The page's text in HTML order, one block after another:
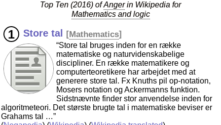
Top Ten (2016) ofAngerin Wikipedia for
Mathematics and logic
Store tal [Mathematics]
“Store tal bruges inden for en række
matematiske og naturvidenskabelige
discipliner. En række matematikere og
computerteoretikere har arbejdet med at
generere store tal. Fx Knuths pil op-notation,
Mosers notation og Ackermanns funktion.
Sidstnævnte finder stor anvendelse inden for
algoritmeteori. Det største brugte tal i matematiske beviser er
Grahams tal …”